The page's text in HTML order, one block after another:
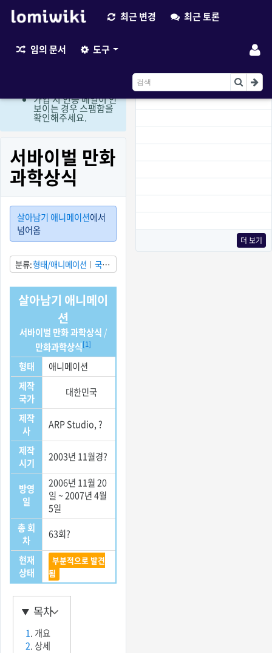
최근 변경 최근 토론
임의 문서 도구
더 보기
현재 로그인 회원만 편
집이 가능한 상태입니
가입 시 인증 메일이 안
보이는 경우 스팸함을
확인해주세요.
서바이벌 만화
과학상식
살아남기 애니메이션에서
넘어옴
분류 형태/애니메이션
국
가/대한민국
상태/부분적으
로 발견됨
살아남기 애니메이
션
서바이벌 만화 과학상식 /
만화과학상식[1]
형태
애니메이션
제작
국가
대한민국
제작
사
ARP Studio, ?
제작
시기
2003년 11월경?
방영
일
2006년 11월 20
일 ~ 2007년 4월
5일
총 회
차
63회?
현재
상태
부분적으로 발견
됨
목차
1. 개요
2. 상세